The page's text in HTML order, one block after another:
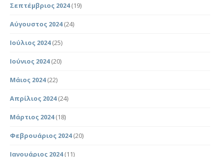
Σεπτέμβριος 2024(19)
Αύγουστος 2024(24)
Ιούλιος 2024(25)
Ιούνιος 2024(20)
Μάιος 2024(22)
Απρίλιος 2024(24)
Μάρτιος 2024(18)
Φεβρουάριος 2024(20)
Ιανουάριος 2024(11)